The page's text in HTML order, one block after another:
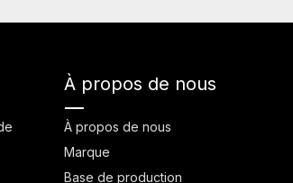
À propos de nous
À propos de nous
Marque
Base de production